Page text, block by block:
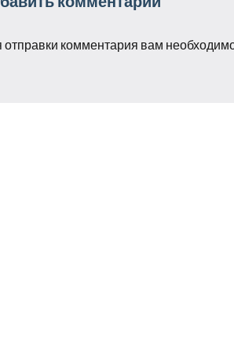
отправки комментария вам